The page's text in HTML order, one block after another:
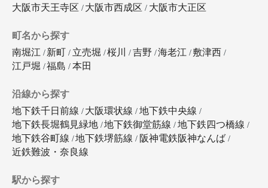
大阪市天王寺区
大阪市西成区 大阪市大正区
町名から探す
南堀江
新町 立売堀 桜川 吉野 海老江
敷津西
江戸堀
福島 本田
沿線から探す
地下鉄千日前線
大阪環状線 地下鉄中央線
地下鉄長堀鶴見緑地
地下鉄御堂筋線 地下鉄四つ橋線
地下鉄谷町線
地下鉄堺筋線 阪神電鉄阪神なんば
近鉄難波・奈良線
駅から探す